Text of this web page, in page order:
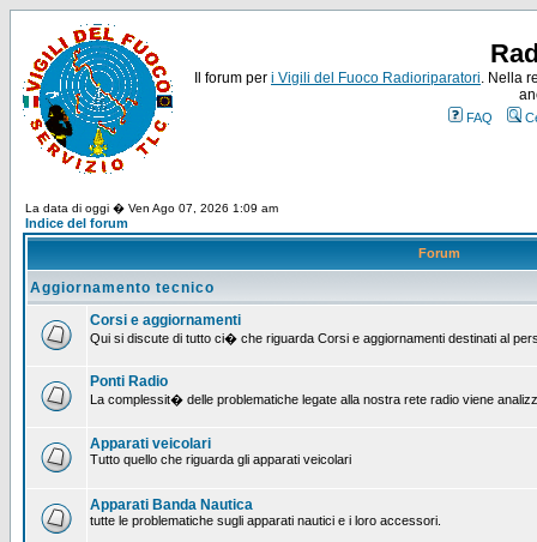
Il forum per i Vigili del Fuoco Radioriparatori. Nella
FAQ
La data di oggi � Ven Ago 07, 2026 1:09 am
Indice del forum
Forum
Aggiornamento tecnico
Corsi e aggiornamenti
Qui si discute di tutto ci� che riguarda Corsi e aggiornamenti destinati al
Ponti Radio
La complessit� delle problematiche legate alla nostra rete radio viene
Apparati veicolari
Tutto quello che riguarda gli apparati veicolari
Apparati Banda Nautica
tutte le problematiche sugli apparati nautici e i loro accessori.